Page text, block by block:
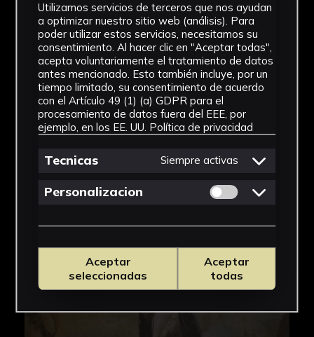
Utilizamos servicios de terceros que nos ayudan
a optimizar nuestro sitio web (análisis). Para
poder utilizar estos servicios, necesitamos su
consentimiento. Al hacer clic en "Aceptar todas",
acepta voluntariamente el tratamiento de datos
antes mencionado. Esto también incluye, por un
tiempo limitado, su consentimiento de acuerdo
con el Artículo 49 (1) (a) GDPR para el
procesamiento de datos fuera del EEE, por
ejemplo, en los EE. UU. Política de privacidad
Tecnicas Siempre activas
Personalizacion Permitir cookies
Aceptar
seleccionadas
Aceptar
todas